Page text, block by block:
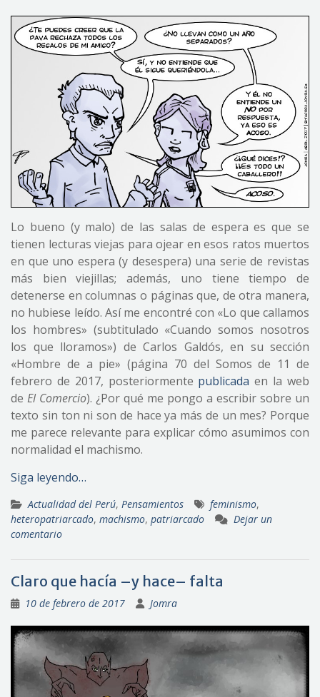
Lo bueno (y malo) de las salas de espera es que se
tienen lecturas viejas para ojear en esos ratos muertos
en que uno espera (y desespera) una serie de revistas
más bien viejillas; además, uno tiene tiempo de
detenerse en columnas o páginas que, de otra manera,
no hubiese leído. Así me encontré con «Lo que callamos
los hombres» (subtitulado «Cuando somos nosotros
los que lloramos») de Carlos Galdós, en su sección
«Hombre de a pie» (página 70 del Somos de 11 de
febrero de 2017, posteriormente publicada en la web
de El Comercio). ¿Por qué me pongo a escribir sobre un
texto sin ton ni son de hace ya más de un mes? Porque
me parece relevante para explicar cómo asumimos con
normalidad el machismo.
Siga leyendo…
Actualidad del Perú, Pensamientos feminismo,
heteropatriarcado, machismo, patriarcado
Dejar un
comentario
Claro que hacía –y hace– falta
10 de febrero de 2017 Jomra